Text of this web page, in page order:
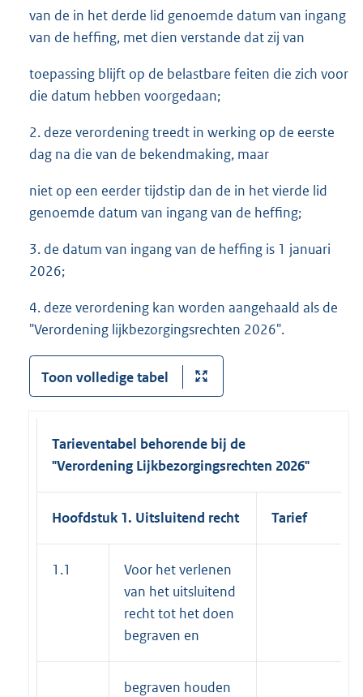
van de in het derde lid genoemde datum van ingang
van de heffing, met dien verstande dat zij van
toepassing blijft op de belastbare feiten die zich voor
die datum hebben voorgedaan;
2. deze verordening treedt in werking op de eerste
dag na die van de bekendmaking, maar
niet op een eerder tijdstip dan de in het vierde lid
genoemde datum van ingang van de heffing;
3. de datum van ingang van de heffing is 1 januari
2026;
4. deze verordening kan worden aangehaald als de
"Verordening lijkbezorgingsrechten 2026".
Toon volledige tabel
Tarieventabel behorende bij de
"Verordening Lijkbezorgingsrechten 2026"
Hoofdstuk 1. Uitsluitend recht Tarief
1.1
Voor het verlenen
van het uitsluitend
recht tot het doen
begraven en
begraven houden